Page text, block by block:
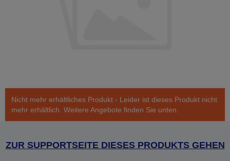
Nicht mehr erhältliches Produkt - Leider ist dieses Produkt nicht
mehr erhältlich. Weitere Angebote finden Sie unten.
ZUR SUPPORTSEITE DIESES PRODUKTS GEHEN